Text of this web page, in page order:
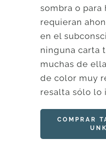
sombra o para
requieran
en el
ninguna carta
muchas de
de color muy
resalta sólo lo
COMPRAR